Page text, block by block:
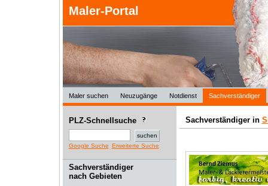
Maler-Portal
Maler suchen Neuzugänge Notdienst Sachverständiger
PLZ-Schnellsuche
Google Suche Erweiterte Suche
Sachverständiger
nach Gebieten
Sachverständiger in